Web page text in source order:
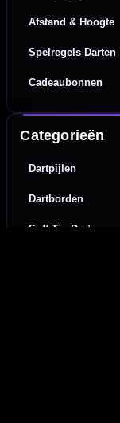
Afstand & Hoogte
Spelregels Darten
Cadeaubonnen
Categorieën
Dartpijlen
Dartborden
Soft Tip Darts